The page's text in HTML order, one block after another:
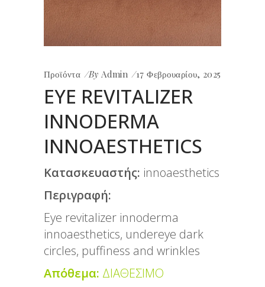
Προϊόντα ByAdmin 17 Φεβρουαρίου, 2025
EYE REVITALIZER
INNODERMA
INNOAESTHETICS
Κατασκευαστής: innoaesthetics
Περιγραφή:
Eye revitalizer innoderma
innoaesthetics, undereye dark
circles, puffiness and wrinkles
Απόθεμα: ΔΙΑΘΕΣΙΜΟ